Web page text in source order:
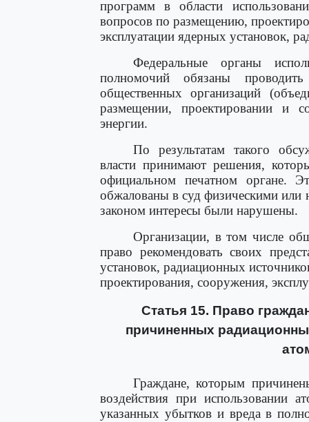
программ в области
вопросов по размещению,
эксплуатации ядерных установок,
Федеральные органы
полномочий обязаны
общественных организаций
размещении, проектировании и
энергии.
По результатам такого
власти принимают решения,
официальном печатном органе.
обжалованы в суд физическими
законом интересы были нарушены.
Организации, в том числе
право рекомендовать своих
установок, радиационных
проектирования, сооружения,
Статья 15. Право
причиненных
Граждане, которым
воздействия при использовании
указанных убытков и вреда в